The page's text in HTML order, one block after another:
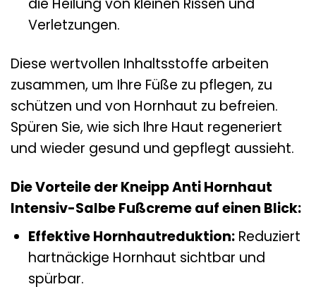
die Heilung von kleinen Rissen und
Verletzungen.
Diese wertvollen Inhaltsstoffe arbeiten
zusammen, um Ihre Füße zu pflegen, zu
schützen und von Hornhaut zu befreien.
Spüren Sie, wie sich Ihre Haut regeneriert
und wieder gesund und gepflegt aussieht.
Die Vorteile der Kneipp Anti Hornhaut
Intensiv-Salbe Fußcreme auf einen Blick:
Effektive Hornhautreduktion:Reduziert
hartnäckige Hornhaut sichtbar und
spürbar.